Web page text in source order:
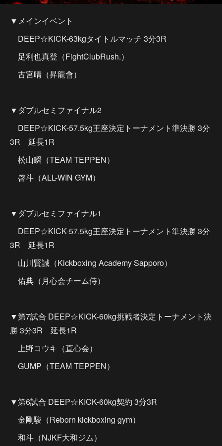
▼メインイベント
DEEP☆KICK-63kgタイトルマッチ 3分3R
足利也真登（FightClubRush.）
古宮晴（昇龍會）
▼ダブルセミファイナル2
DEEP☆KICK-57.5kg王座決定トーナメント準決勝 3分
3R 延長1R
松山瞬（TEAM TEPPEN）
啓斗（ALL-WIN GYM）
▼ダブルセミファイナル1
DEEP☆KICK-57.5kg王座決定トーナメント準決勝 3分
3R 延長1R
山川賢誠（Kickboxing Academy Sapporo）
佑典（月心会チーム侍）
▼第7試合 DEEP☆KICK-60kg挑戦者決定トーナメント決
勝 3分3R 延長1R
上野コウキ（直心会）
GUMP（TEAM TEPPEN）
▼第6試合 DEEP☆KICK-60kg契約 3分3R
金剛駿（Reborn kickboxing gym）
和斗（NJKF大和ジム）